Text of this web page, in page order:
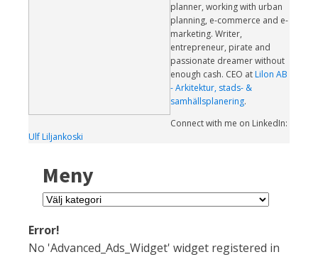
planner, working with urban
planning, e-commerce and e-
marketing. Writer,
entrepreneur, pirate and
passionate dreamer without
enough cash. CEO at Lilon AB
- Arkitektur, stads- &
samhällsplanering.
Connect with me on LinkedIn:
Ulf Liljankoski
Meny
Meny
Error!
No 'Advanced_Ads_Widget' widget registered in